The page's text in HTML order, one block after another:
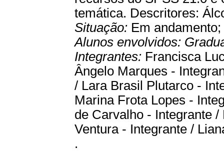
temática. Descritores:
Situação: Em andamento;
Alunos envolvidos:
Integrantes: Francisca
Ângelo Marques -
/ Lara Brasil Plutarco -
Marina Frota Lopes -
de Carvalho - Integrante
Ventura - Integrante /
.